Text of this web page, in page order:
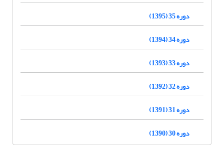
دوره 35 (1395)
دوره 34 (1394)
دوره 33 (1393)
دوره 32 (1392)
دوره 31 (1391)
دوره 30 (1390)